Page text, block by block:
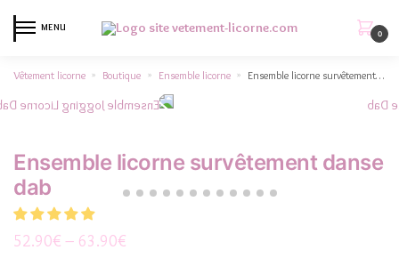
MENU
0
Vêtement licorne » Boutique » Ensemble licorne » Ensemble licorne survêtement danse dab
Ensemble licorne survêtement danse
dab
52.90€ – 63.90€